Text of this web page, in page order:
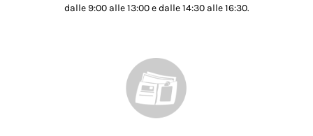
dalle 9:00 alle 13:00 e dalle 14:30 alle 16:30.